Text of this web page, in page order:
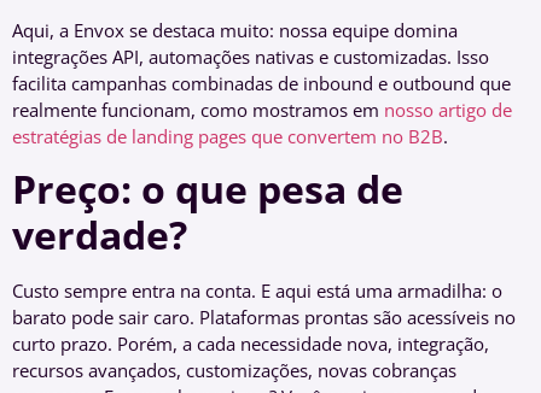
Aqui, a Envox se destaca muito: nossa equipe domina
integrações API, automações nativas e customizadas. Isso
facilita campanhas combinadas de inbound e outbound que
realmente funcionam, como mostramos em nosso artigo de
estratégias de landing pages que convertem no B2B.
Preço: o que pesa de
verdade?
Custo sempre entra na conta. E aqui está uma armadilha: o
barato pode sair caro. Plataformas prontas são acessíveis no
curto prazo. Porém, a cada necessidade nova, integração,
recursos avançados, customizações, novas cobranças